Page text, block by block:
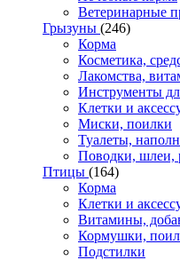
Ветеринарные
Грызуны (246)
Корма
Косметика,
Лакомства,
Инструменты
Клетки и
Миски, поилки
Туалеты,
Поводки, шлеи,
Птицы (164)
Корма
Клетки и
Витамины,
Кормушки,
Подстилки